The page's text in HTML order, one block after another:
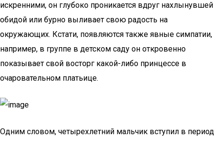
искренними, он глубоко проникается вдруг нахлынувшей
обидой или бурно выливает свою радость на
окружающих. Кстати, появляются также явные симпатии,
например, в группе в детском саду он откровенно
показывает свой восторг какой-либо принцессе в
очаровательном платьице.
Одним словом, четырехлетний мальчик вступил в период